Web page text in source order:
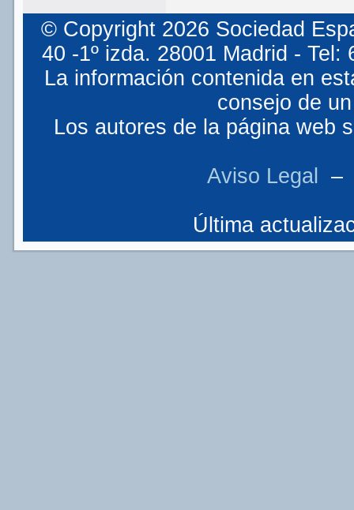
© Copyright 2026 Sociedad
40 -1º izda. 28001 Madrid -
La información contenida en
consejo de
Los autores de la página web
Aviso Legal
Última